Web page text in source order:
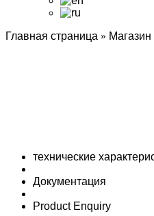
Главная страница » Магазин
технические
Документация
Product Enquiry